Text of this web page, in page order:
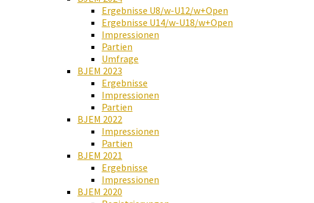
Ergebnisse U8/w-U12/w+Open
Ergebnisse U14/w-U18/w+Open
Impressionen
Partien
Umfrage
BJEM 2023
Ergebnisse
Impressionen
Partien
BJEM 2022
Impressionen
Partien
BJEM 2021
Ergebnisse
Impressionen
BJEM 2020